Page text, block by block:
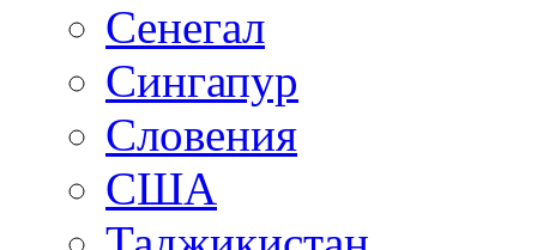
Сенегал
Сингапур
Словения
США